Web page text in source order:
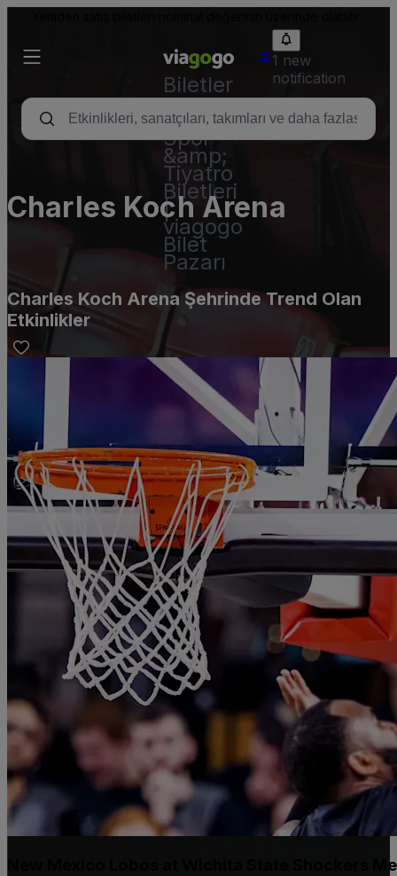
Biletler
-
Konser,
Spor
&amp;
Tiyatro
Biletleri
|
viagogo
Bilet
Pazarı
1 new
notification
Charles Koch Arena
Charles Koch Arena Şehrinde Trend Olan
Etkinlikler
New Mexico Lobos at Wichita State Shockers